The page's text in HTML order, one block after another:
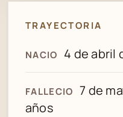
TRAYECTORIA
NACIO 4 de abril
FALLECIO 7 de
años